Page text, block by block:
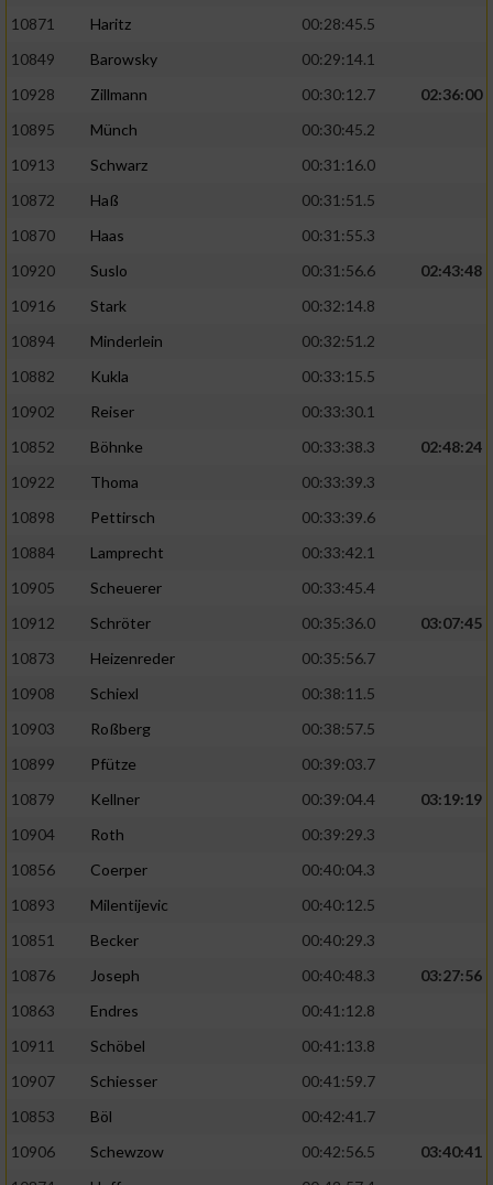
10871
Haritz
00:28:45.5
10849
Barowsky
00:29:14.1
10928
Zillmann 00:30:12.7
02:36:00
10895
Münch
00:30:45.2
10913
Schwarz
00:31:16.0
10872
Haß
00:31:51.5
10870
Haas
00:31:55.3
10920
Suslo 00:31:56.6
02:43:48
10916
Stark
00:32:14.8
10894
Minderlein
00:32:51.2
10882
Kukla
00:33:15.5
10902
Reiser
00:33:30.1
10852
Böhnke 00:33:38.3
02:48:24
10922
Thoma
00:33:39.3
10898
Pettirsch
00:33:39.6
10884
Lamprecht
00:33:42.1
10905
Scheuerer
00:33:45.4
10912
Schröter 00:35:36.0
03:07:45
10873
Heizenreder
00:35:56.7
10908
Schiexl
00:38:11.5
10903
Roßberg
00:38:57.5
10899
Pfütze
00:39:03.7
10879
Kellner 00:39:04.4
03:19:19
10904
Roth
00:39:29.3
10856
Coerper
00:40:04.3
10893
Milentijevic
00:40:12.5
10851
Becker
00:40:29.3
10876
Joseph 00:40:48.3
03:27:56
10863
Endres
00:41:12.8
10911
Schöbel
00:41:13.8
10907
Schiesser
00:41:59.7
10853
Böl
00:42:41.7
10906
Schewzow 00:42:56.5
03:40:41